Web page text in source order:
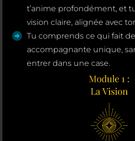
t’anime profondément, et
vision claire, alignée avec
Tu comprends ce qui fait
accompagnante unique,
entrer dans une case.